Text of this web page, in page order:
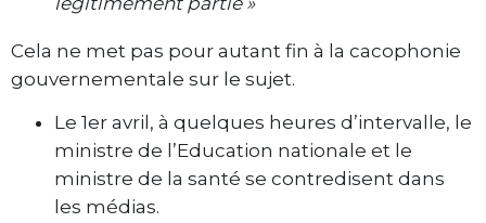
Cela ne met pas pour autant fin à la cacophonie
gouvernementale sur le sujet.
Le 1er avril, à quelques heures d’intervalle, le
ministre de l’Education nationale et le
ministre de la santé se contredisent dans
les médias.